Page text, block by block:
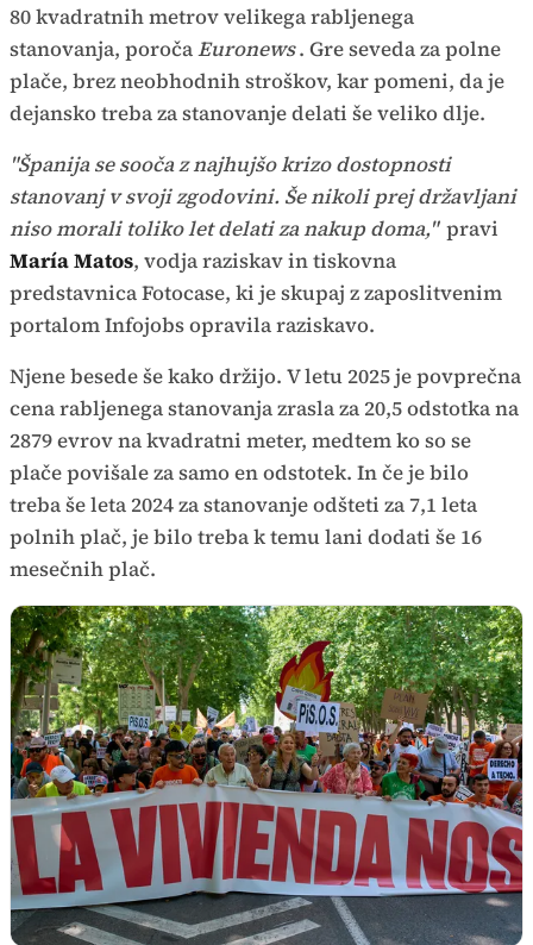
80 kvadratnih metrov velikega rabljenega
stanovanja, poročaEuronews. Gre seveda za polne
plače, brez neobhodnih stroškov, kar pomeni, da je
dejansko treba za stanovanje delati še veliko dlje.
"Španija se sooča z najhujšo krizo dostopnosti
stanovanj v svoji zgodovini. Še nikoli prej državljani
niso morali toliko let delati za nakup doma," pravi
María Matos, vodja raziskav in tiskovna
predstavnica Fotocase, ki je skupaj z zaposlitvenim
portalom Infojobs opravila raziskavo.
Njene besede še kako držijo. V letu 2025 je povprečna
cena rabljenega stanovanja zrasla za 20,5 odstotka na
2879 evrov na kvadratni meter, medtem ko so se
plače povišale za samo en odstotek. In če je bilo
treba še leta 2024 za stanovanje odšteti za 7,1 leta
polnih plač, je bilo treba k temu lani dodati še 16
mesečnih plač.